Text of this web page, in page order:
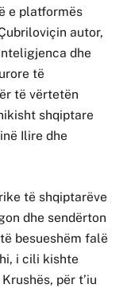
e platformës
autor,
dhe
të
të vërtetën
shqiptare
Ilire dhe
të shqiptarëve
dhe sendërton
besueshëm falë
i cili kishte
për t’iu